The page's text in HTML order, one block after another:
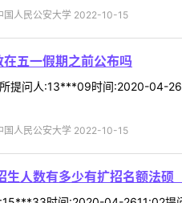
国人民公安大学 2022-10-15
五一假期之前公布吗
提问人:13***09时间:2020-04-
国人民公安大学 2022-10-15
生人数有多少有扩招名额法硕